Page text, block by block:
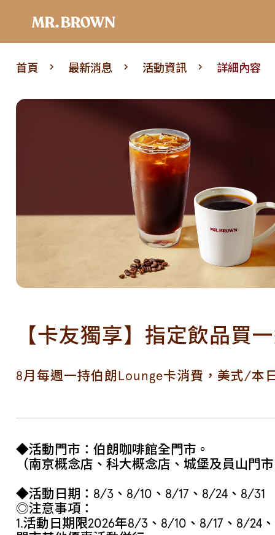
首頁 最新消息 活動資訊 詳細內容
【卡友獨享】指定飲品買
8月每週一持伯朗Lounge卡消費，美式/本
◆活動門市：伯朗咖啡館全門市。
（南京概念店、科大概念店、城堡及員山門
◆活動日期：8/3、8/10、8/17、8/24、8/31
◎注意事項：
1.活動日期限2026年8/3、8/10、8/17、8/24